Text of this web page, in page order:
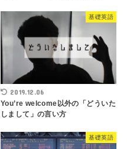
基礎英語
2019.12.06
You’re welcome以外の「どういた
しまして」の言い方
基礎英語